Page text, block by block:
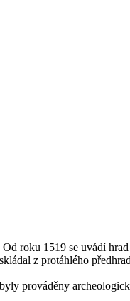
roku 1519 se uvádí
z protáhlého
prováděny